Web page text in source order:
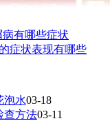
有哪些症状
症状表现有哪些
泡水03-18
查方法03-11